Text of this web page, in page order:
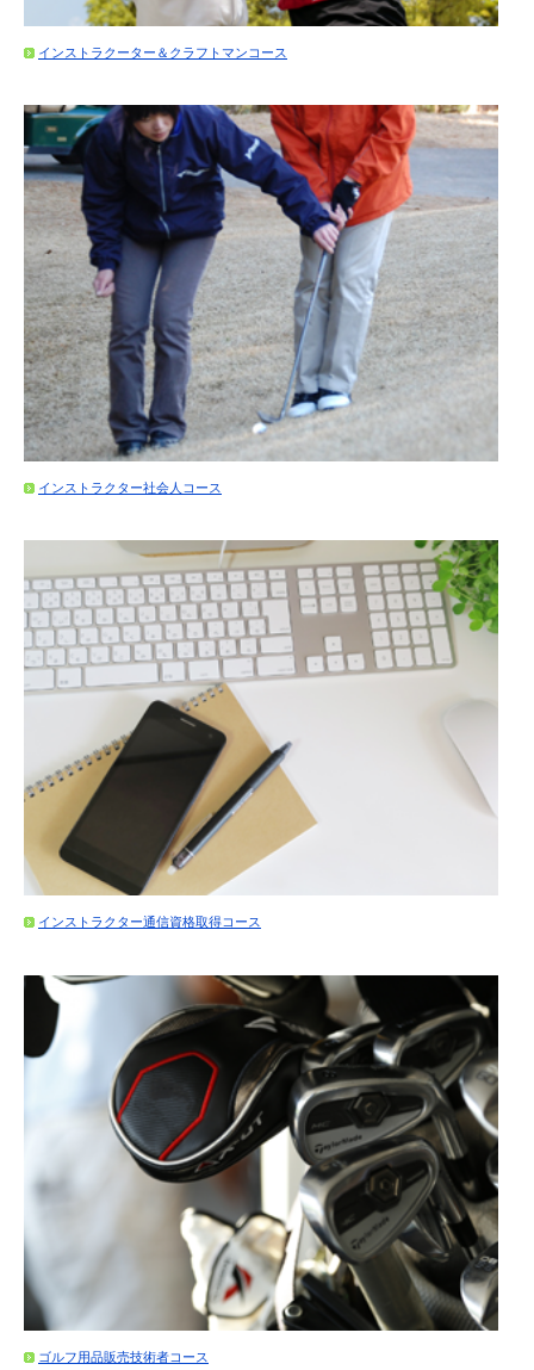
インストラクーター＆クラフトマンコース
インストラクター社会人コース
インストラクター通信資格取得コース
ゴルフ用品販売技術者コース